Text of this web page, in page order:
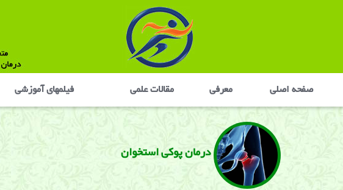
صفحه اصلی معرفی مقالات علمی فيلمهای آموزشی
درمان پوکی استخوان